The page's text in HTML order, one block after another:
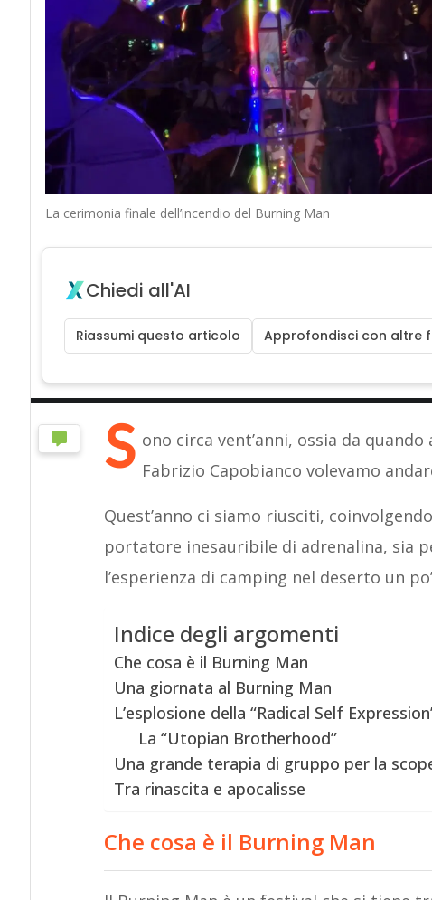
La cerimonia finale dell’incendio del Burning Man
Chiedi all'AI
Riassumi questo articolo Approfondisci con altre
S ono circa vent’anni, ossia da
Fabrizio Capobianco volevamo
Quest’anno ci siamo riusciti,
portatore inesauribile di adrenalina, sia
l’esperienza di camping nel deserto un
Indice degli argomenti
Che cosa è il Burning Man
Una giornata al Burning Man
L’esplosione della “Radical Self
La “Utopian Brotherhood”
Una grande terapia di gruppo per la
Tra rinascita e apocalisse
Che cosa è il Burning Man